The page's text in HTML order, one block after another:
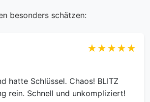
besonders schätzen:
★★★★★
hatte Schlüssel. Chaos! BLITZ
rein. Schnell und unkompliziert!